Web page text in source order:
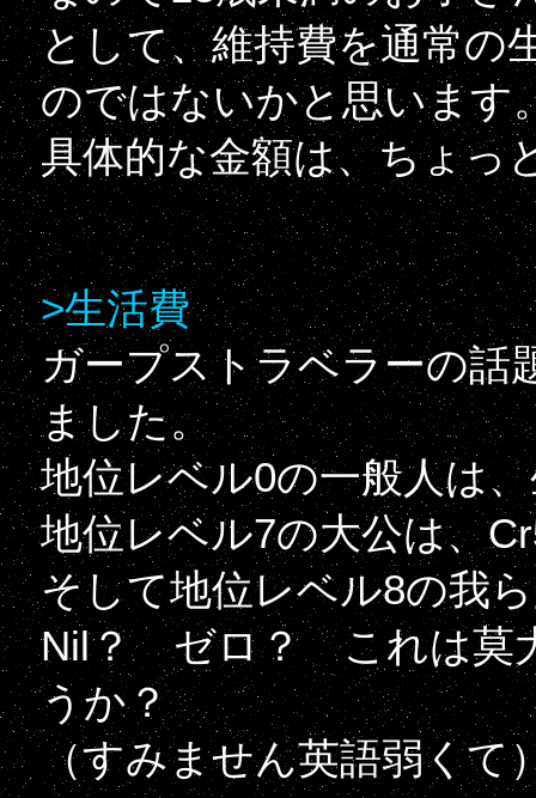
として、維持費を通常の
のではないかと思います
具体的な金額は、ちょっ
>生活費
ガープストラベラーの話
ました。
地位レベル0の一般人は
地位レベル7の大公は、
そして地位レベル8の我
Nil？ ゼロ？ これは莫
うか？
（すみません英語弱くて